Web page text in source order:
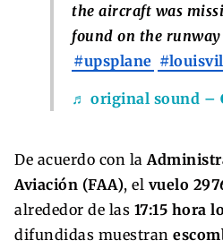
the aircraft was
found on the
#upsplane
♬ original sound –
De acuerdo con la
Aviación (FAA), el vuelo
alrededor de las 17:15 hora
difundidas muestran